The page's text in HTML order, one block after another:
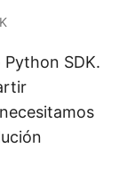
Python SDK.